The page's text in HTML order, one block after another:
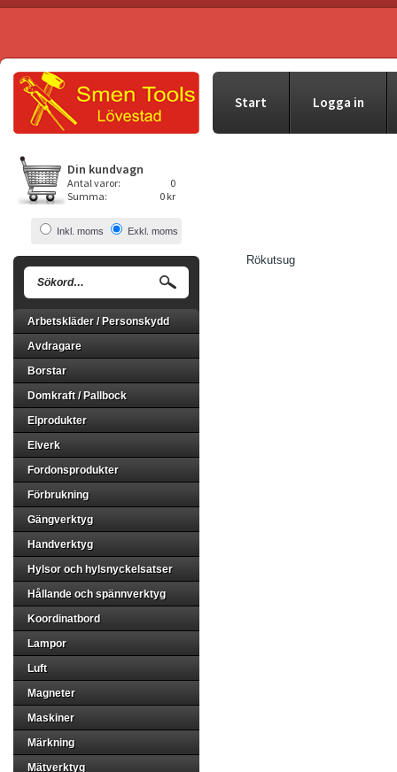
Start Logga in
Din kundvagn
Antal varor:
0
Summa:
0 kr
Inkl. moms Exkl. moms
Arbetskläder / Personskydd
Avdragare
Borstar
Domkraft / Pallbock
Elprodukter
Elverk
Fordonsprodukter
Förbrukning
Gängverktyg
Handverktyg
Hylsor och hylsnyckelsatser
Hållande och spännverktyg
Koordinatbord
Lampor
Luft
Magneter
Maskiner
Märkning
Mätverktyg
Rökutsug